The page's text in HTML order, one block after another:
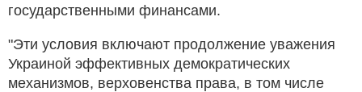
государственными финансами.
"Эти условия включают продолжение уважения
Украиной эффективных демократических
механизмов, верховенства права, в том числе